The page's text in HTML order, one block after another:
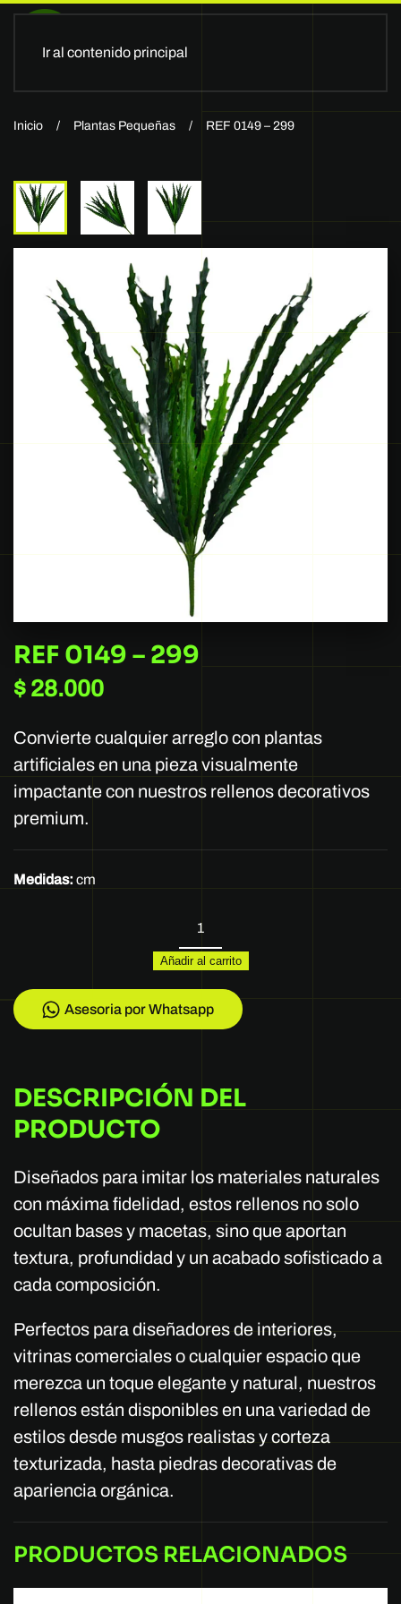
Ir al contenido principal
Inicio Plantas Pequeñas REF 0149 – 299
REF 0149 – 299
$ 28.000
Convierte cualquier arreglo con plantas
artificiales en una pieza visualmente
impactante con nuestros rellenos decorativos
premium.
Medidas: cm
–
299
cantidad
Añadir al carrito
Asesoria por Whatsapp
DESCRIPCIÓN DEL
PRODUCTO
Diseñados para imitar los materiales naturales
con máxima fidelidad, estos rellenos no solo
ocultan bases y macetas, sino que aportan
textura, profundidad y un acabado sofisticado a
cada composición.
Perfectos para diseñadores de interiores,
vitrinas comerciales o cualquier espacio que
merezca un toque elegante y natural, nuestros
rellenos están disponibles en una variedad de
estilos desde musgos realistas y corteza
texturizada, hasta piedras decorativas de
apariencia orgánica.
PRODUCTOS RELACIONADOS